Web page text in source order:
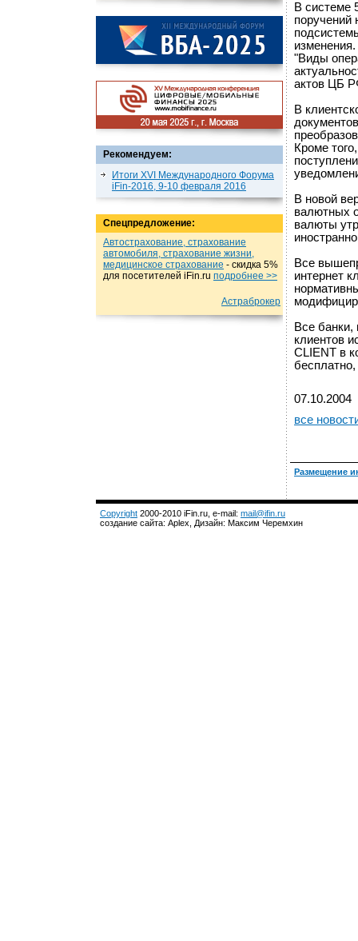
Рекомендуем:
Итоги XVI Международного Форума
iFin-2016, 9-10 февраля 2016
Спецпредложение:
Автострахование, страхование
автомобиля, страхование жизни,
медицинское страхование - cкидка 5%
для посетителей iFin.ru подробнеe >>
Астраброкер
В системе
поручений
"Виды
актов ЦБ
В
Кроме
В новой
валютных
валюты
Все
интернет
Все банки,
клиентов
CLIENT в
07.10.2004
все
Размещение
Copyright 2000-2010 iFin.ru, e-mail: mail@ifin.ru
создание сайта: Aplex, Дизайн: Максим Черемхин